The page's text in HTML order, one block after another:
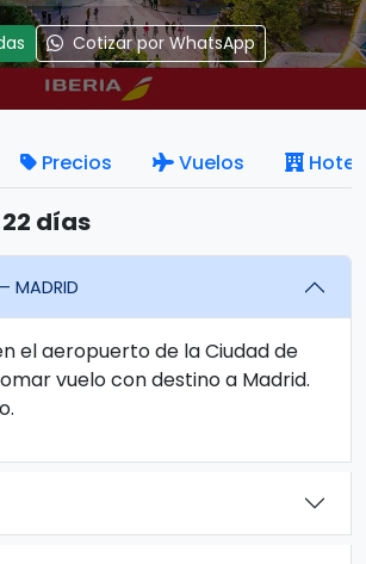
Cotizar por WhatsApp
Precios Vuelos
días
MADRID
el aeropuerto de la Ciudad de
vuelo con destino a Madrid.